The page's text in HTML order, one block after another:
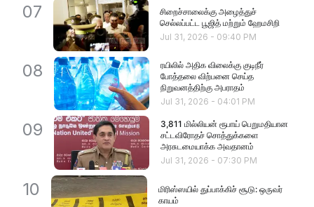
07
சிறைச்சாலைக்கு அழைத்துச்
செல்லப்பட்ட பூஜித் மற்றும் ஹேமசிறி
Jul 31, 2026 - 09:40 PM
08
ரயிலில் அதிக விலைக்கு குடிநீர் ​
போத்தலை விற்பனை செய்த
நிறுவனத்திற்கு அபராதம்
Jul 31, 2026 - 04:01 PM
09
3,811 மில்லியன் ரூபாய் பெறுமதியான
சட்டவிரோதச் சொத்துக்களை
அரசுடமையாக்க அவதானம்
Jul 31, 2026 - 07:30 PM
10
மிரிஸ்ஸயில் துப்பாக்கிச் சூடு: ஒருவர்
காயம்